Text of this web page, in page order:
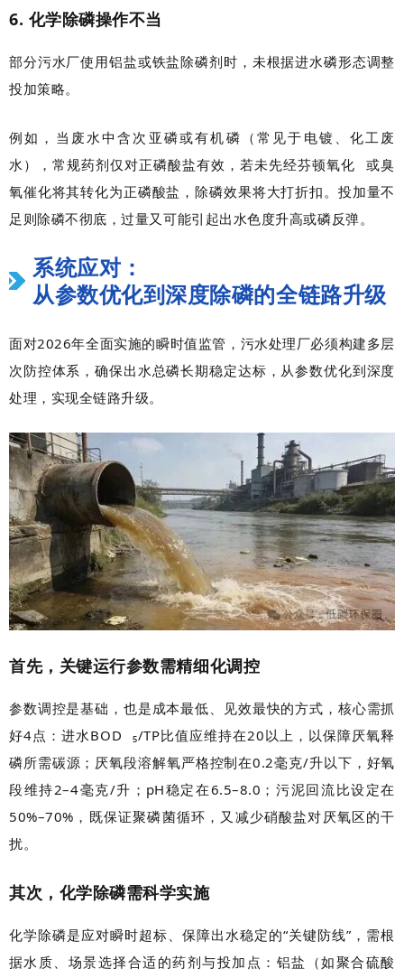
6. 化学除磷操作不当
部分污水厂使用铝盐或铁盐除磷剂时，未根据进水磷形态调整
投加策略。
例如，当废水中含次亚磷或有机磷（常见于电镀、化工废
水），常规药剂仅对正磷酸盐有效，若未先经芬顿氧化
或臭
氧催化将其转化为正磷酸盐，除磷效果将大打折扣。投加量不
足则除磷不彻底，过量又可能引起出水色度升高或磷反弹。
系统应对：
从参数优化到深度除磷的全链路升级
面对2026年全面实施的瞬时值监管，污水处理厂必须构建多层
次防控体系，确保出水总磷长期稳定达标，从参数优化到深度
处理，实现全链路升级。
首先，关键运行参数需精细化调控
参数调控是基础，也是成本最低、见效最快的方式，核心需抓
好4点：进水BOD
₅/TP比值应维持在20以上，以保障厌氧释
磷所需碳源；厌氧段溶解氧严格控制在0.2毫克/升以下，好氧
段维持2–4毫克/升；pH稳定在6.5–8.0；污泥回流比设定在
50%–70%，既保证聚磷菌循环，又减少硝酸盐对厌氧区的干
扰。
其次，化学除磷需科学实施
化学除磷是应对瞬时超标、保障出水稳定的“关键防线”，需根
据水质、场景选择合适的药剂与投加点：铝盐（如聚合硫酸